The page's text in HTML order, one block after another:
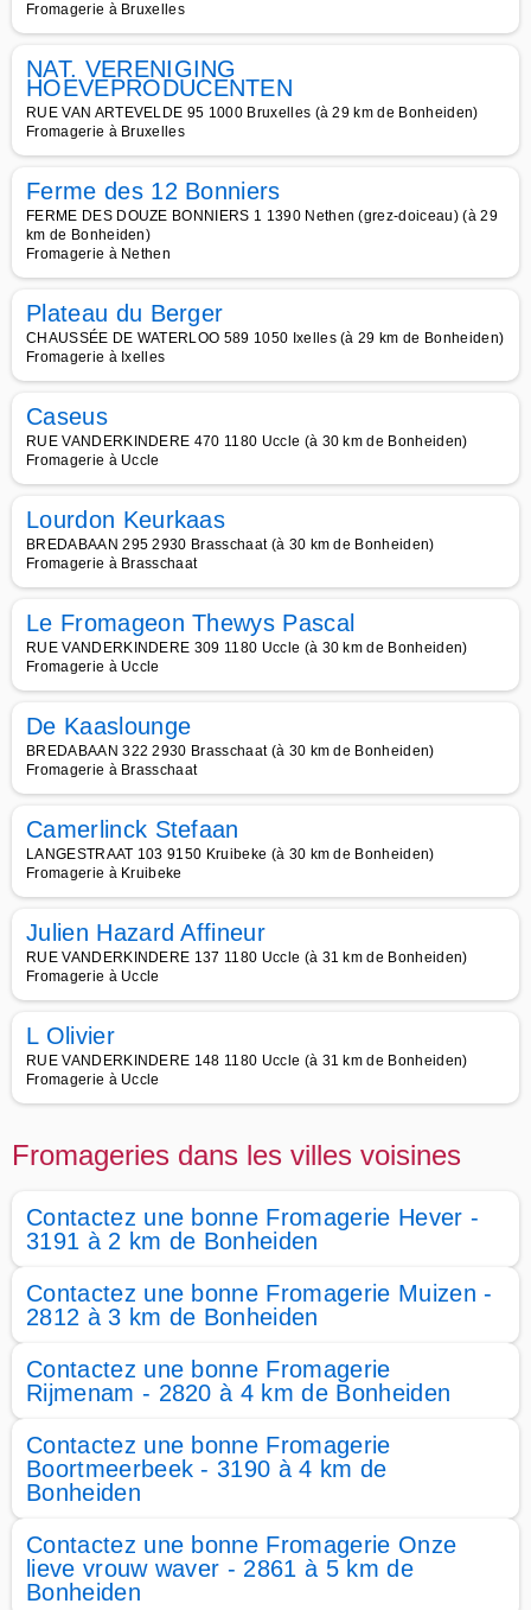
Fromagerie à Bruxelles
NAT. VERENIGING
HOEVEPRODUCENTEN
RUE VAN ARTEVELDE 95 1000 Bruxelles (à 29 km de Bonheiden)
Fromagerie à Bruxelles
Ferme des 12 Bonniers
FERME DES DOUZE BONNIERS 1 1390 Nethen (grez-doiceau) (à 29
km de Bonheiden)
Fromagerie à Nethen
Plateau du Berger
CHAUSSÉE DE WATERLOO 589 1050 Ixelles (à 29 km de Bonheiden)
Fromagerie à Ixelles
Caseus
RUE VANDERKINDERE 470 1180 Uccle (à 30 km de Bonheiden)
Fromagerie à Uccle
Lourdon Keurkaas
BREDABAAN 295 2930 Brasschaat (à 30 km de Bonheiden)
Fromagerie à Brasschaat
Le Fromageon Thewys Pascal
RUE VANDERKINDERE 309 1180 Uccle (à 30 km de Bonheiden)
Fromagerie à Uccle
De Kaaslounge
BREDABAAN 322 2930 Brasschaat (à 30 km de Bonheiden)
Fromagerie à Brasschaat
Camerlinck Stefaan
LANGESTRAAT 103 9150 Kruibeke (à 30 km de Bonheiden)
Fromagerie à Kruibeke
Julien Hazard Affineur
RUE VANDERKINDERE 137 1180 Uccle (à 31 km de Bonheiden)
Fromagerie à Uccle
L Olivier
RUE VANDERKINDERE 148 1180 Uccle (à 31 km de Bonheiden)
Fromagerie à Uccle
Fromageries dans les villes voisines
Contactez une bonne Fromagerie Hever -
3191 à 2 km de Bonheiden
Contactez une bonne Fromagerie Muizen -
2812 à 3 km de Bonheiden
Contactez une bonne Fromagerie
Rijmenam - 2820 à 4 km de Bonheiden
Contactez une bonne Fromagerie
Boortmeerbeek - 3190 à 4 km de
Bonheiden
Contactez une bonne Fromagerie Onze
lieve vrouw waver - 2861 à 5 km de
Bonheiden